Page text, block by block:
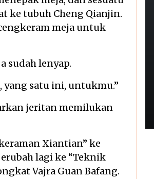
ke tubuh Cheng Qianjin.
meja untuk
sudah lenyap.
yang satu ini, untukmu.”
jeritan memilukan
Xiantian” ke
lagi ke “Teknik
Vajra Guan Bafang.